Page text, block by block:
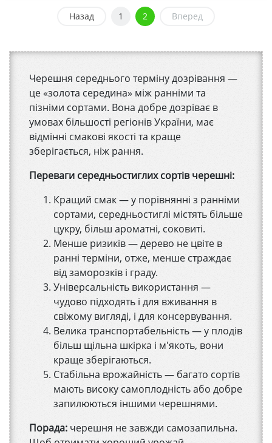
Черешня середнього терміну дозрівання —
це «золота середина» між ранніми та
пізніми сортами. Вона добре дозріває в
умовах більшості регіонів України, має
відмінні смакові якості та краще
зберігається, ніж рання.
Переваги середньостиглих сортів черешні:
Кращий смак — у порівнянні з ранніми
сортами, середньостиглі містять більше
цукру, більш ароматні, соковиті.
Менше ризиків — дерево не цвіте в
ранні терміни, отже, менше страждає
від заморозків і граду.
Універсальність використання —
чудово підходять і для вживання в
свіжому вигляді, і для консервування.
Велика транспортабельність — у плодів
більш щільна шкірка і м'якоть, вони
краще зберігаються.
Стабільна врожайність — багато сортів
мають високу самоплодність або добре
запилюються іншими черешнями.
Порада: черешня не завжди самозапильна.
Назад 1 2 Вперед